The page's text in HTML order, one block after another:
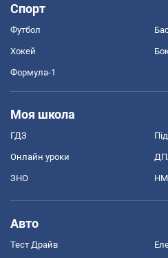
Спорт
Футбол
Хокей
Формула-1
Моя школа
ГДЗ
Онлайн уроки
ЗНО
Авто
Тест Драйв